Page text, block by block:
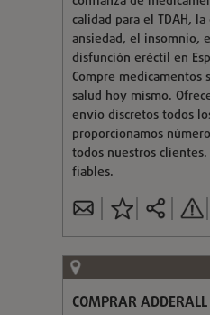
calidad para el TDAH,
ansiedad, el insomnio,
disfunción eréctil en
Compre medicamentos
salud hoy mismo.
envío discretos todos
proporcionamos
todos nuestros
fiables.
COMPRAR